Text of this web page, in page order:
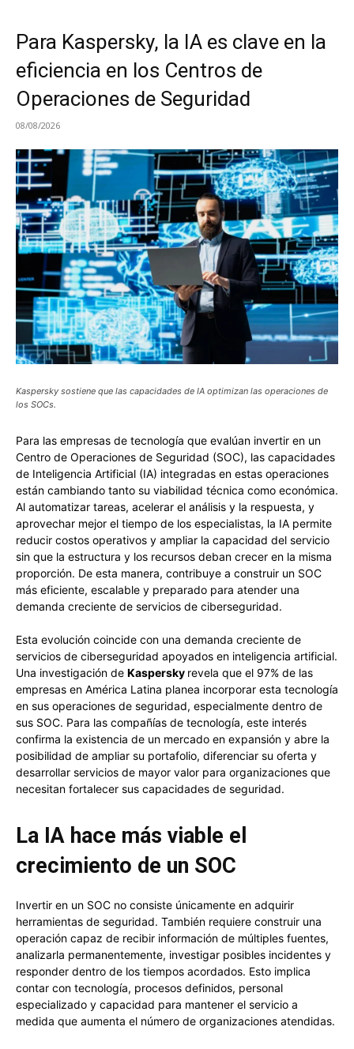
Para Kaspersky, la IA es clave en la
eficiencia en los Centros de
Operaciones de Seguridad
08/08/2026
Kaspersky sostiene que las capacidades de IA optimizan las operaciones de
los SOCs.
Para las empresas de tecnología que evalúan invertir en un
Centro de Operaciones de Seguridad (SOC), las capacidades
de Inteligencia Artificial (IA) integradas en estas operaciones
están cambiando tanto su viabilidad técnica como económica.
Al automatizar tareas, acelerar el análisis y la respuesta, y
aprovechar mejor el tiempo de los especialistas, la IA permite
reducir costos operativos y ampliar la capacidad del servicio
sin que la estructura y los recursos deban crecer en la misma
proporción. De esta manera, contribuye a construir un SOC
más eficiente, escalable y preparado para atender una
demanda creciente de servicios de ciberseguridad.
Esta evolución coincide con una demanda creciente de
servicios de ciberseguridad apoyados en inteligencia artificial.
Una investigación de Kaspersky revela que el 97% de las
empresas en América Latina planea incorporar esta tecnología
en sus operaciones de seguridad, especialmente dentro de
sus SOC. Para las compañías de tecnología, este interés
confirma la existencia de un mercado en expansión y abre la
posibilidad de ampliar su portafolio, diferenciar su oferta y
desarrollar servicios de mayor valor para organizaciones que
necesitan fortalecer sus capacidades de seguridad.
La IA hace más viable el
crecimiento de un SOC
Invertir en un SOC no consiste únicamente en adquirir
herramientas de seguridad. También requiere construir una
operación capaz de recibir información de múltiples fuentes,
analizarla permanentemente, investigar posibles incidentes y
responder dentro de los tiempos acordados. Esto implica
contar con tecnología, procesos definidos, personal
especializado y capacidad para mantener el servicio a
medida que aumenta el número de organizaciones atendidas.